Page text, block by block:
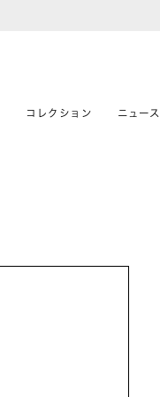
コレクション ニュース